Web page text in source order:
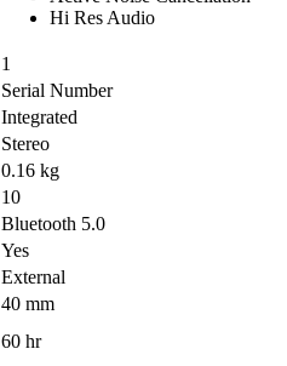
Hi Res Audio
1
Serial Number
Integrated
Stereo
0.16 kg
10
Bluetooth 5.0
Yes
External
40 mm
60 hr